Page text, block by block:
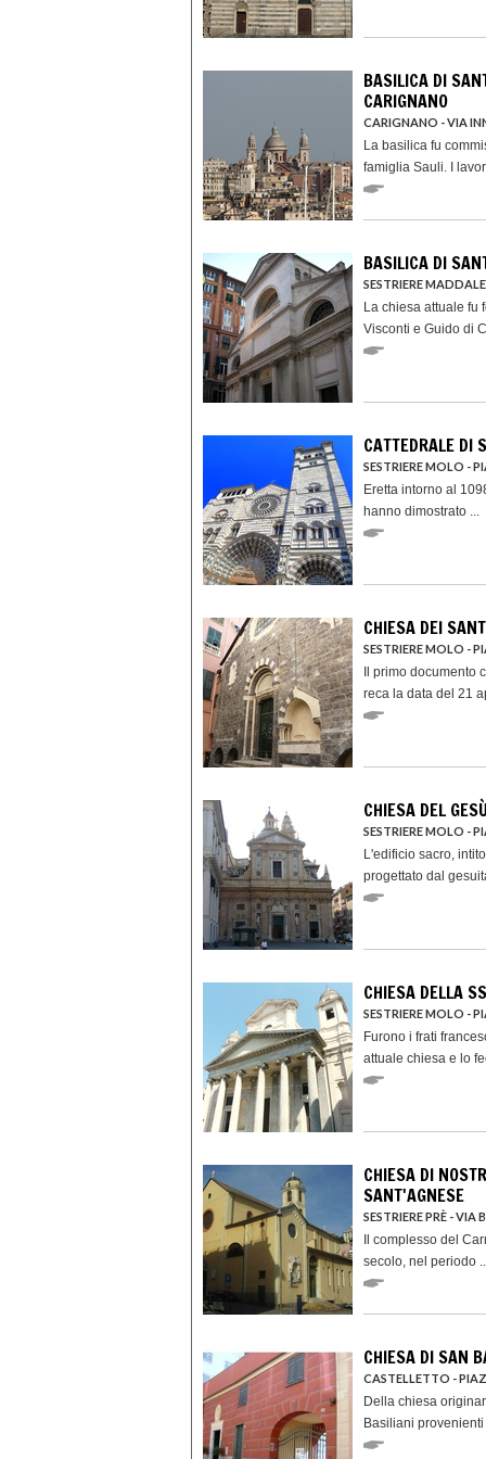
BASILICA DI
CARIGNANO
CARIGNANO - VIA
La basilica fu
famiglia Sauli. I
BASILICA DI
SESTRIERE
La chiesa attuale fu
Visconti e Guido di
CATTEDRALE DI
SESTRIERE MOLO -
Eretta intorno al
hanno dimostrato ...
CHIESA DEI
SESTRIERE MOLO -
Il primo
reca la data del 21
CHIESA DEL
SESTRIERE MOLO -
L'edificio sacro,
progettato dal
CHIESA DELLA
SESTRIERE MOLO -
Furono i frati
attuale chiesa e lo
CHIESA DI
SANT'AGNESE
SESTRIERE PRÈ - VIA
Il complesso del
secolo, nel periodo
CHIESA DI SAN
CASTELLETTO -
Della chiesa
Basiliani provenienti